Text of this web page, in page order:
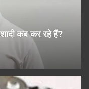
कब कर रहे हैं?